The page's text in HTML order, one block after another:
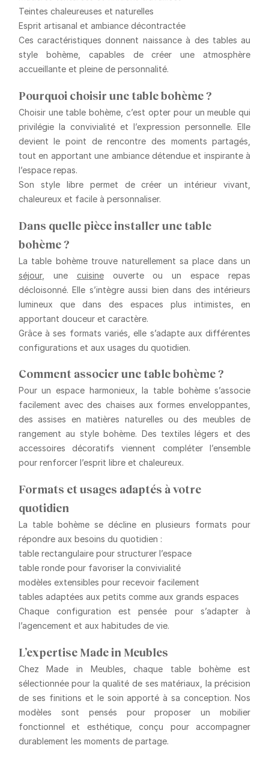
Teintes chaleureuses et naturelles
Esprit artisanal et ambiance décontractée
Ces caractéristiques donnent naissance à des tables au
style bohème, capables de créer une atmosphère
accueillante et pleine de personnalité.
Pourquoi choisir une table bohème ?
Choisir une table bohème, c’est opter pour un meuble qui
privilégie la convivialité et l’expression personnelle. Elle
devient le point de rencontre des moments partagés,
tout en apportant une ambiance détendue et inspirante à
l’espace repas.
Son style libre permet de créer un intérieur vivant,
chaleureux et facile à personnaliser.
Dans quelle pièce installer une table
bohème ?
La table bohème trouve naturellement sa place dans un
séjour, une cuisineouverte ou un espace repas
décloisonné. Elle s’intègre aussi bien dans des intérieurs
lumineux que dans des espaces plus intimistes, en
apportant douceur et caractère.
Grâce à ses formats variés, elle s’adapte aux différentes
configurations et aux usages du quotidien.
Comment associer une table bohème ?
Pour un espace harmonieux, la table bohème s’associe
facilement avec des chaises aux formes enveloppantes,
des assises en matières naturelles ou des meubles de
rangement au style bohème. Des textiles légers et des
accessoires décoratifs viennent compléter l’ensemble
pour renforcer l’esprit libre et chaleureux.
Formats et usages adaptés à votre
quotidien
La table bohème se décline en plusieurs formats pour
répondre aux besoins du quotidien :
table rectangulaire pour structurer l’espace
table ronde pour favoriser la convivialité
modèles extensibles pour recevoir facilement
tables adaptées aux petits comme aux grands espaces
Chaque configuration est pensée pour s’adapter à
l’agencement et aux habitudes de vie.
L’expertise Made in Meubles
Chez Made in Meubles, chaque table bohème est
sélectionnée pour la qualité de ses matériaux, la précision
de ses finitions et le soin apporté à sa conception. Nos
modèles sont pensés pour proposer un mobilier
fonctionnel et esthétique, conçu pour accompagner
durablement les moments de partage.